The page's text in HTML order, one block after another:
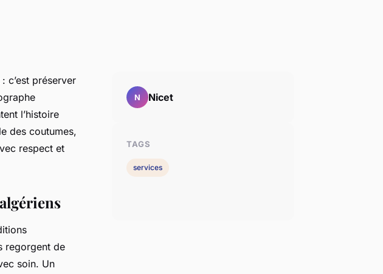
c’est préserver
l’histoire
des coutumes,
respect et
regorgent de
soin. Un
N Nicet
TAGS
services